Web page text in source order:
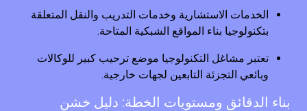
الخدمات الاستشارية وخدمات التدريب والنقل المتعلقة
بتكنولوجيا بناء المواقع الشبكية المتاحة.
تعتبر مشاغل التكنولوجيا موضع ترحيب كبير للوكالات
وبائعي التجزئة التابعين لجهات خارجية.
بناء الدقائق ومستويات الخطة: دليل خشن